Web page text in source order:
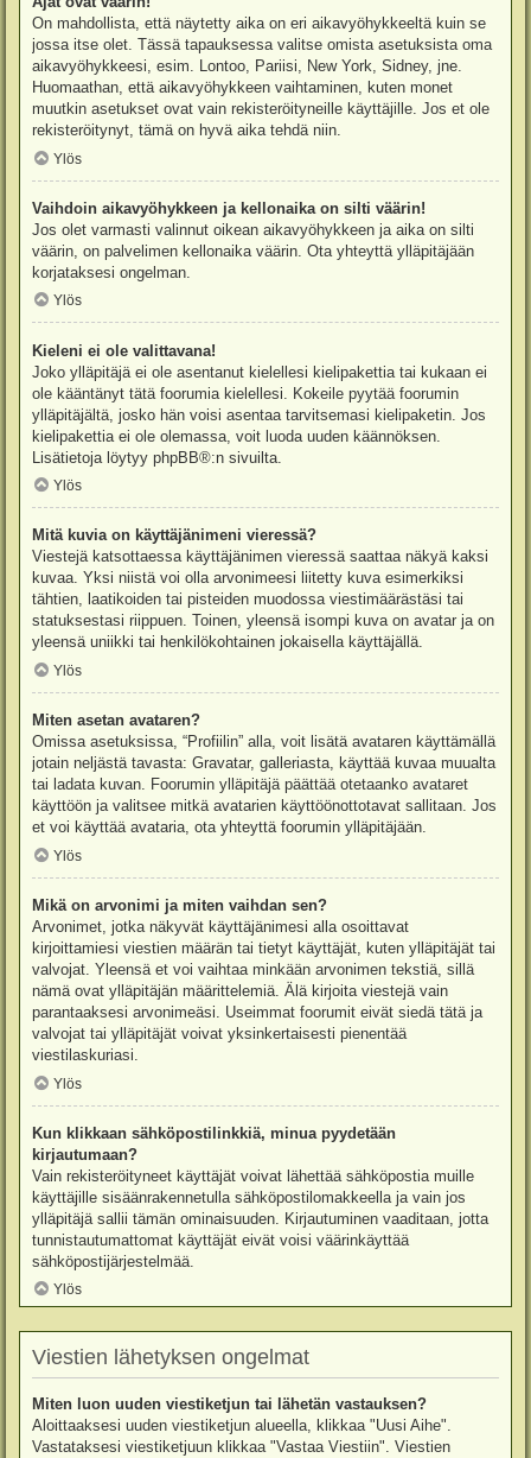
On mahdollista, että näytetty aika on eri aikavyöhykkeeltä kuin se
jossa itse olet. Tässä tapauksessa valitse omista asetuksista oma
aikavyöhykkeesi, esim. Lontoo, Pariisi, New York, Sidney, jne.
Huomaathan, että aikavyöhykkeen vaihtaminen, kuten monet
muutkin asetukset ovat vain rekisteröityneille käyttäjille. Jos et ole
rekisteröitynyt, tämä on hyvä aika tehdä niin.
Ylös
Vaihdoin aikavyöhykkeen ja kellonaika on silti väärin!
Jos olet varmasti valinnut oikean aikavyöhykkeen ja aika on silti
väärin, on palvelimen kellonaika väärin. Ota yhteyttä ylläpitäjään
korjataksesi ongelman.
Ylös
Kieleni ei ole valittavana!
Joko ylläpitäjä ei ole asentanut kielellesi kielipakettia tai kukaan ei
ole kääntänyt tätä foorumia kielellesi. Kokeile pyytää foorumin
ylläpitäjältä, josko hän voisi asentaa tarvitsemasi kielipaketin. Jos
kielipakettia ei ole olemassa, voit luoda uuden käännöksen.
Lisätietoja löytyy phpBB®:n sivuilta.
Ylös
Mitä kuvia on käyttäjänimeni vieressä?
Viestejä katsottaessa käyttäjänimen vieressä saattaa näkyä kaksi
kuvaa. Yksi niistä voi olla arvonimeesi liitetty kuva esimerkiksi
tähtien, laatikoiden tai pisteiden muodossa viestimäärästäsi tai
statuksestasi riippuen. Toinen, yleensä isompi kuva on avatar ja on
yleensä uniikki tai henkilökohtainen jokaisella käyttäjällä.
Ylös
Miten asetan avataren?
Omissa asetuksissa, “Profiilin” alla, voit lisätä avataren käyttämällä
jotain neljästä tavasta: Gravatar, galleriasta, käyttää kuvaa muualta
tai ladata kuvan. Foorumin ylläpitäjä päättää otetaanko avataret
käyttöön ja valitsee mitkä avatarien käyttöönottotavat sallitaan. Jos
et voi käyttää avataria, ota yhteyttä foorumin ylläpitäjään.
Ylös
Mikä on arvonimi ja miten vaihdan sen?
Arvonimet, jotka näkyvät käyttäjänimesi alla osoittavat
kirjoittamiesi viestien määrän tai tietyt käyttäjät, kuten ylläpitäjät tai
valvojat. Yleensä et voi vaihtaa minkään arvonimen tekstiä, sillä
nämä ovat ylläpitäjän määrittelemiä. Älä kirjoita viestejä vain
parantaaksesi arvonimeäsi. Useimmat foorumit eivät siedä tätä ja
valvojat tai ylläpitäjät voivat yksinkertaisesti pienentää
viestilaskuriasi.
Ylös
Kun klikkaan sähköpostilinkkiä, minua pyydetään
kirjautumaan?
Vain rekisteröityneet käyttäjät voivat lähettää sähköpostia muille
käyttäjille sisäänrakennetulla sähköpostilomakkeella ja vain jos
ylläpitäjä sallii tämän ominaisuuden. Kirjautuminen vaaditaan, jotta
tunnistautumattomat käyttäjät eivät voisi väärinkäyttää
sähköpostijärjestelmää.
Ylös
Viestien lähetyksen ongelmat
Miten luon uuden viestiketjun tai lähetän vastauksen?
Aloittaaksesi uuden viestiketjun alueella, klikkaa "Uusi Aihe".
Vastataksesi viestiketjuun klikkaa "Vastaa Viestiin". Viestien